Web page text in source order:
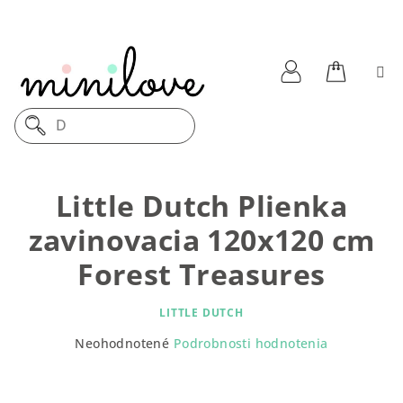
Dre
Little Dutch Plienka
zavinovacia 120x120 cm
Forest Treasures
LITTLE DUTCH
Neohodnotené Podrobnosti hodnotenia